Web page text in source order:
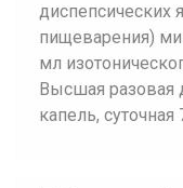
диспепсических
пищеварения)
мл
Высшая разовая
капель, суточная